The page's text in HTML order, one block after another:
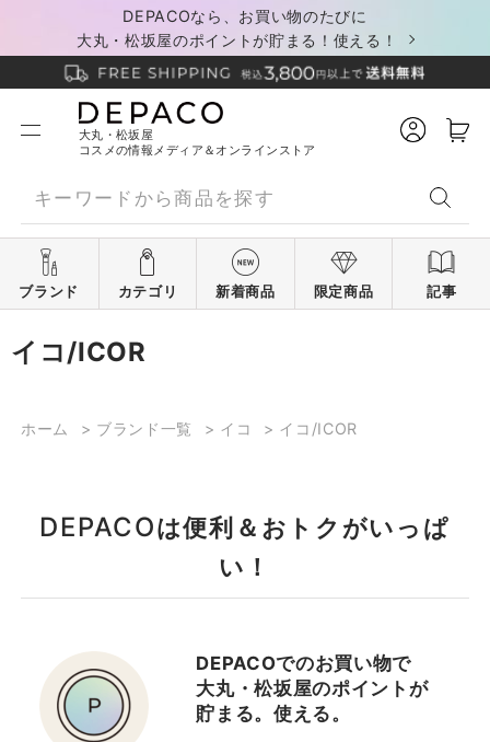
DEPACOなら、お買い物のたびに
大丸・松坂屋のポイントが貯まる！使える！
大丸・松坂屋
コスメの情報メディア＆オンラインストア
ブランド カテゴリ 新着商品 限定商品 記事
イコ/ICOR
ホーム > ブランド一覧 > イコ > イコ/ICOR
DEPACOは便利＆おトクがいっぱ
い！
DEPACOでのお買い物で
大丸・松坂屋のポイントが
貯まる。使える。